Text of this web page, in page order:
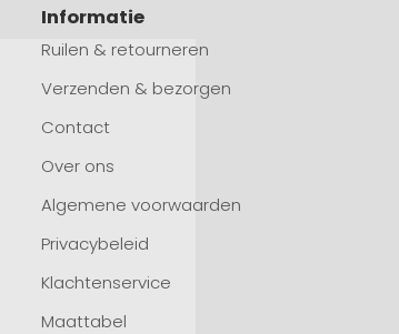
Informatie
Ruilen & retourneren
Verzenden & bezorgen
Contact
Over ons
Algemene voorwaarden
Privacybeleid
Klachtenservice
Maattabel